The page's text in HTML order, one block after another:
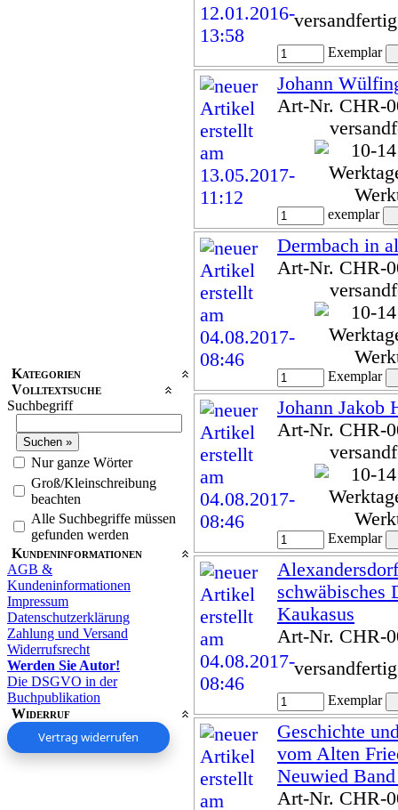
Kategorien
Volltextsuche
Suchbegriff
Nur ganze Wörter
Groß/Kleinschreibung
beachten
Alle Suchbegriffe müssen
gefunden werden
Kundeninformationen
AGB &
Kundeninformationen
Impressum
Datenschutzerklärung
Zahlung und Versand
Widerrufsrecht
Werden Sie Autor!
Die DSGVO in der
Buchpublikation
Widerruf
Vertrag widerrufen
Exemplar
Johann
Art-Nr. CHR-
exemplar
Dermbach in
Art-Nr. CHR-
Exemplar
Johann Jakob
Art-Nr. CHR-
Exemplar
schwäbisches
Kaukasus
Art-Nr. CHR-
Exemplar
Geschichte
vom Alten
Neuwied
Art-Nr. CHR-